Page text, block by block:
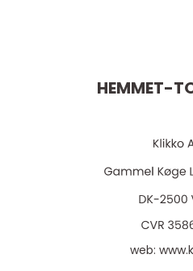
HEMMET-
web: